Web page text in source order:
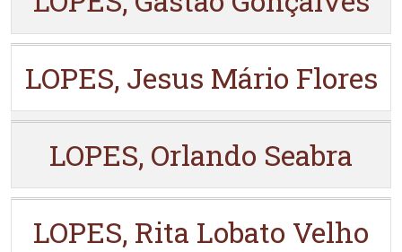
LOPES, Jesus Mário Flores
LOPES, Orlando Seabra
LOPES, Rita Lobato Velho